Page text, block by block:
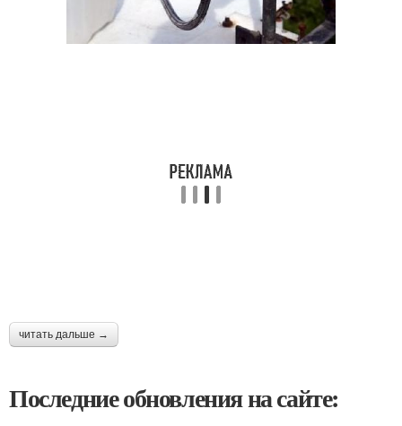
читать дальше →
Последние обновления на сайте: